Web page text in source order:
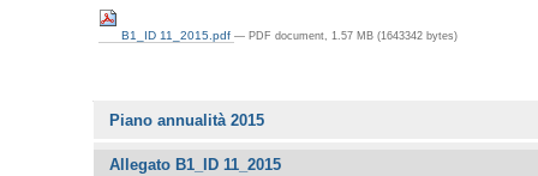
B1_ID 11_2015.pdf — PDF document, 1.57 MB (1643342 bytes)
Navigazione
Piano annualità 2015
Allegato B1_ID 11_2015